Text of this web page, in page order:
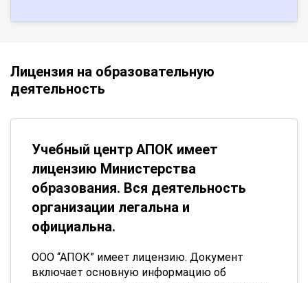
Лицензия на образовательную
деятельность
Учебный центр АПОК имеет
лицензию Министерства
образования. Вся деятельность
организации легальна и
официальна.
ООО “АПОК” имеет лицензию. Документ
включает основную информацию об